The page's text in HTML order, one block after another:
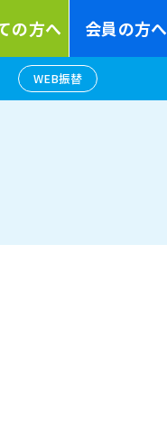
の方へ 会員の方へ
WEB振替